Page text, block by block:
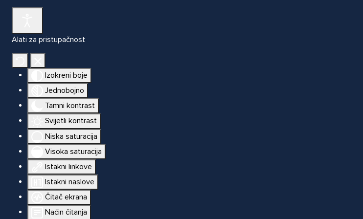
Alati za pristupačnost
Izokreni boje
Jednobojno
Tamni kontrast
Svijetli kontrast
Niska saturacija
Visoka saturacija
Istakni linkove
Istakni naslove
Čitač ekrana
Način čitanja